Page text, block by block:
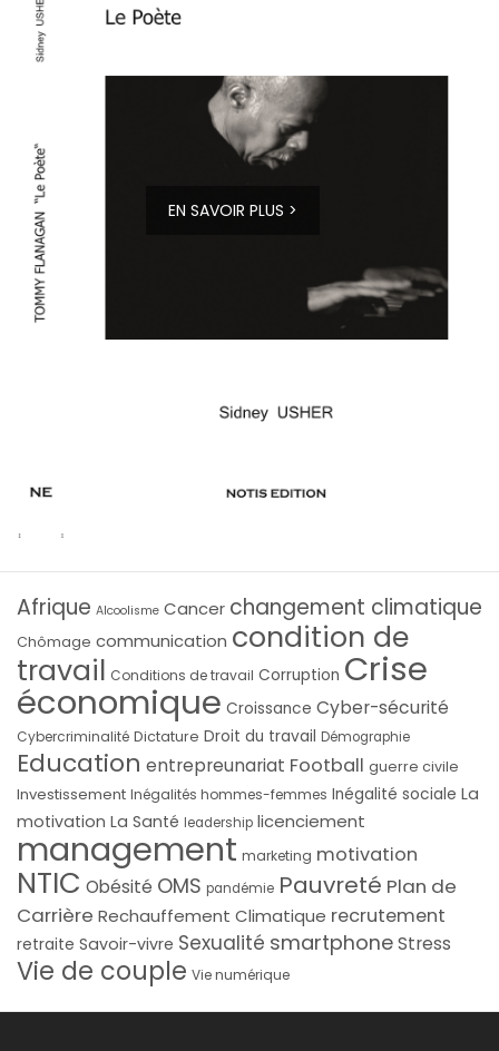
EN SAVOIR PLUS >
Afrique Alcoolisme Cancer changement climatique
Chômage communication condition de
travail Conditions de travail Corruption Crise
économique Croissance Cyber-sécurité
Cybercriminalité Dictature Droit du travail Démographie
Education entrepreunariat Football guerre civile
Investissement Inégalités hommes-femmes Inégalité sociale La
motivation La Santé leadership licenciement
management marketing motivation
NTIC Obésité OMS pandémie Pauvreté Plan de
Carrière Rechauffement Climatique recrutement
retraite Savoir-vivre Sexualité smartphoneStress
Vie de couple Vie numérique